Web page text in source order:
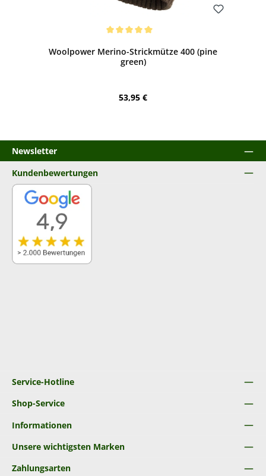
Woolpower Merino-Strickmütze 400 (pine
green)
Regulärer Preis:
53,95 €
Newsletter
Service-Hotline
Shop-Service
Informationen
Unsere wichtigsten Marken
Kundenbewertungen
Zahlungsarten